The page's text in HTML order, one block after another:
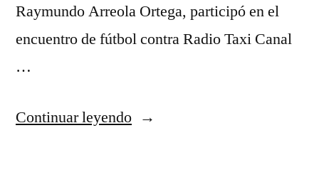
Raymundo Arreola Ortega, participó en el
encuentro de fútbol contra Radio Taxi Canal
…
Continuar leyendo“Raymundo